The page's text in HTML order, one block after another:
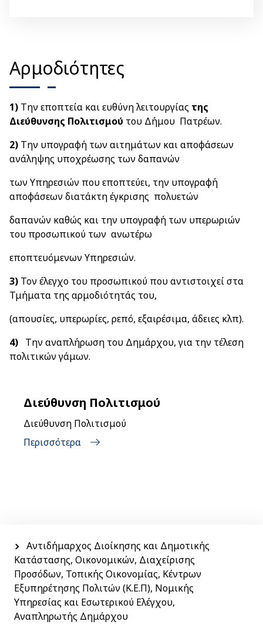
side
Αντιδήμαρχος Διοίκησης και Δημοτικής
Κατάστασης, Οικονομικών, Διαχείρισης
Προσόδων, Τοπικής Οικονομίας, Κέντρων
Εξυπηρέτησης Πολιτών (Κ.Ε.Π), Νομικής
Υπηρεσίας και Εσωτερικού Ελέγχου,
Αναπληρωτής Δημάρχου
Αρμοδιότητες
1) Την εποπτεία και ευθύνη λειτουργίας της
Διεύθυνσης Πολιτισμού του Δήμου Πατρέων.
2) Την υπογραφή των αιτημάτων και αποφάσεων
ανάληψης υποχρέωσης των δαπανών
των Υπηρεσιών που εποπτεύει, την υπογραφή
αποφάσεων διατάκτη έγκρισης πολυετών
δαπανών καθώς και την υπογραφή των υπερωριών
του προσωπικού των ανωτέρω
εποπτευόμενων Υπηρεσιών.
3) Τον έλεγχο του προσωπικού που αντιστοιχεί στα
Τμήματα της αρμοδιότητάς του,
(απουσίες, υπερωρίες, ρεπό, εξαιρέσιμα, άδειες κλπ).
4) Την αναπλήρωση του Δημάρχου, για την τέλεση
πολιτικών γάμων.
Διεύθυνση Πολιτισμού
Διεύθυνση Πολιτισμού
Περισσότερα